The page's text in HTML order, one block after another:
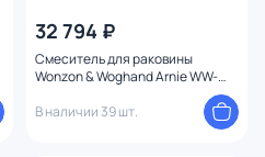
32 794 ₽
Смеситель для раковины
Wonzon & Woghand Arnie WW-
В наличии 39 шт.